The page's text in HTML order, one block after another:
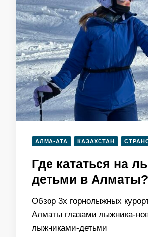
АЛМА-АТА КАЗАХСТАН
Где кататься на
детьми в Алматы?
Обзор 3х горнолыжных
Алматы глазами лыжника-
лыжниками-детьми